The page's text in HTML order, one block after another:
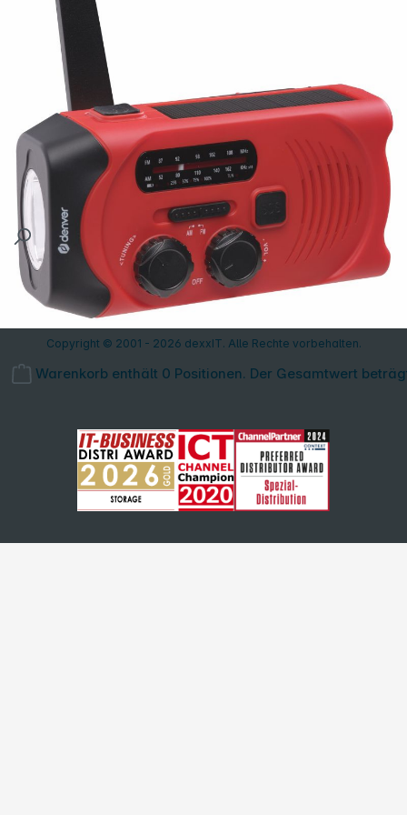
Warenkorb enthält 0 Positionen. Der Gesamtwert
Copyright © 2001 - 2026 dexxIT. Alle Rechte vorbehalten.